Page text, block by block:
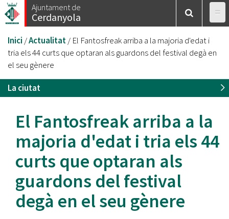
Vés
al
Ajuntament de
Cerdanyola
Esteu
aquí
Inici /Actualitat/ El Fantosfreak arriba a la majoria d'edat i
tria els 44 curts que optaran als guardons del festival degà en
el seu gènere
La ciutat
El Fantosfreak arriba a la
majoria d'edat i tria els 44
curts que optaran als
guardons del festival
degà en el seu gènere